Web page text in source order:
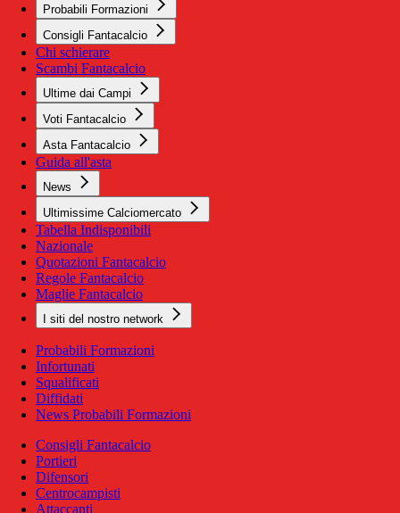
Probabili Formazioni
Consigli Fantacalcio
Chi schierare
Scambi Fantacalcio
Ultime dai Campi
Voti Fantacalcio
Asta Fantacalcio
Guida all'asta
News
Ultimissime Calciomercato
Tabella Indisponibili
Nazionale
Quotazioni Fantacalcio
Regole Fantacalcio
Maglie Fantacalcio
I siti del nostro network
Probabili Formazioni
Infortunati
Squalificati
Diffidati
News Probabili Formazioni
Consigli Fantacalcio
Portieri
Difensori
Centrocampisti
Attaccanti